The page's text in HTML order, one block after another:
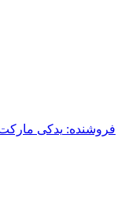
فروشنده: یدکی